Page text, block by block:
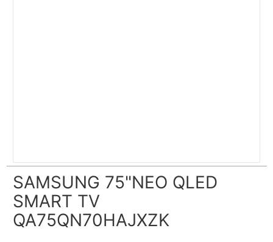
SAMSUNG 75"NEO QLED
SMART TV
QA75QN70HAJXZK